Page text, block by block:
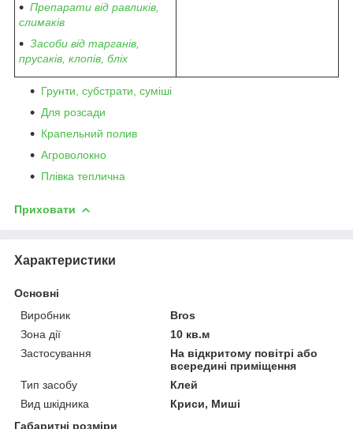
Препарати від равликів,
слимаків
Засоби від тарганів,
прусаків, клопів, бліх
Грунти, субстрати, суміші
Для розсади
Крапельний полив
Агроволокно
Плівка теплична
Приховати
Характеристики
Основні
Виробник
Bros
Зона дії
10 кв.м
Застосування
На відкритому повітрі або
всередині приміщення
Тип засобу
Клей
Вид шкідника
Криси, Миші
Габаритні розміри